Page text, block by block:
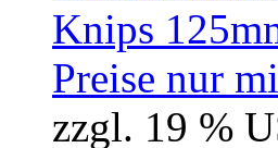
Preise nur
zzgl. 19 %